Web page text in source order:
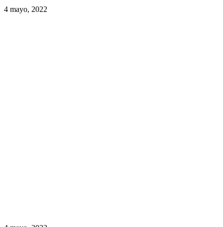
4 mayo, 2022